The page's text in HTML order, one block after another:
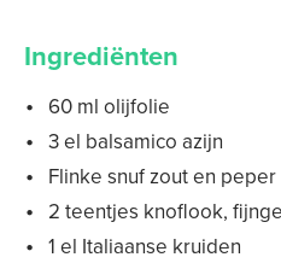
Ingrediënten
60 ml olijfolie
3 el balsamico azijn
Flinke snuf zout en peper
2 teentjes knoflook,
1 el Italiaanse kruiden